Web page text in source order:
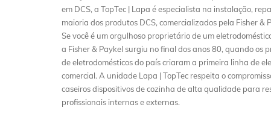
em DCS, a TopTec | Lapa é especialista na instalação,
maioria dos produtos DCS, comercializados pela Fisher &
Se você é um orgulhoso proprietário de um
a Fisher & Paykel surgiu no final dos anos 80, quando os
de eletrodomésticos do país criaram a primeira linha de
comercial. A unidade Lapa | TopTec respeita o
caseiros dispositivos de cozinha de alta qualidade para
profissionais internas e externas.